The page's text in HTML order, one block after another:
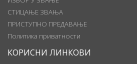
СТИЦАЊЕ ЗВАЊА
ПРИСТУПНО ПРЕДАВАЊЕ
Политика приватности
КОРИСНИ ЛИНКОВИ